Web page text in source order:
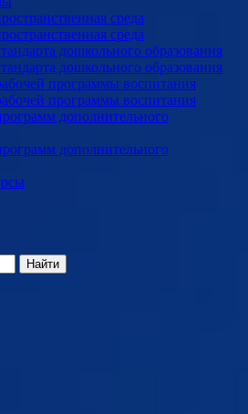
среда
среда
дошкольного образования
дошкольного образования
программы воспитания
программы воспитания
дополнительного
дополнительного
Найти